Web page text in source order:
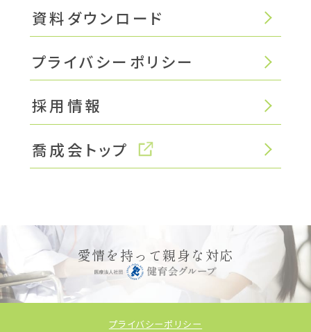
資料ダウンロード
プライバシーポリシー
採用情報
喬成会トップ
愛情を持って親身な対応
プライバシーポリシー